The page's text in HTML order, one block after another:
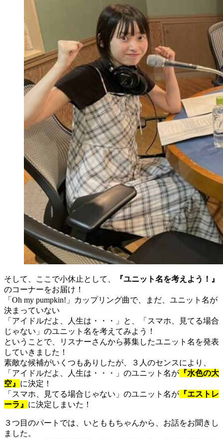
そして、ここで小休止として、
『ユニット名を考えよう！』
のコーナーをお届け！
「Oh my pumpkin!」カップリング曲で、まだ、ユニット名が
決まっていない
「アイドルだよ、人生は・・・」と、「スマホ、見てる場合
じゃない」のユニット名を考えてみよう！
ということで、リスナーさんから募集したユニット名を発表
していきました！
素敵な候補がいくつもありしたが、３人のセンスにより、
「アイドルだよ、人生は・・・」のユニット名が 『水色の大
空』 に決定！
「スマホ、見てる場合じゃない」のユニット名が 『エストレ
ーラ』 に決定しまいた！
３つ目のパートでは、いとももちゃんから、お話をお聞きし
ました。